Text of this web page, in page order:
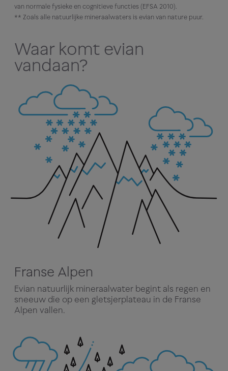
van normale fysieke en cognitieve functies (EFSA 2010).
** Zoals alle natuurlijke mineraalwaters is evian van nature puur.
Waar komt evian
vandaan?
Franse Alpen
Evian natuurlijk mineraalwater begint als regen en
sneeuw die op een gletsjerplateau in de Franse
Alpen vallen.